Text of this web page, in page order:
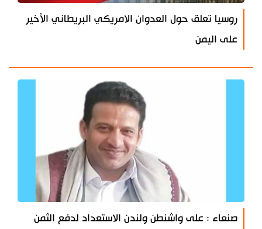
روسيا تعلق حول العدوان الامريكي البريطاني الأخير
على اليمن
صنعاء : على واشنطن ولندن الاستعداد لدفع الثمن